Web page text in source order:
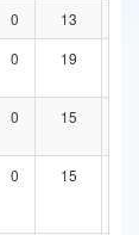
0 13
0 19
0 15
0 15